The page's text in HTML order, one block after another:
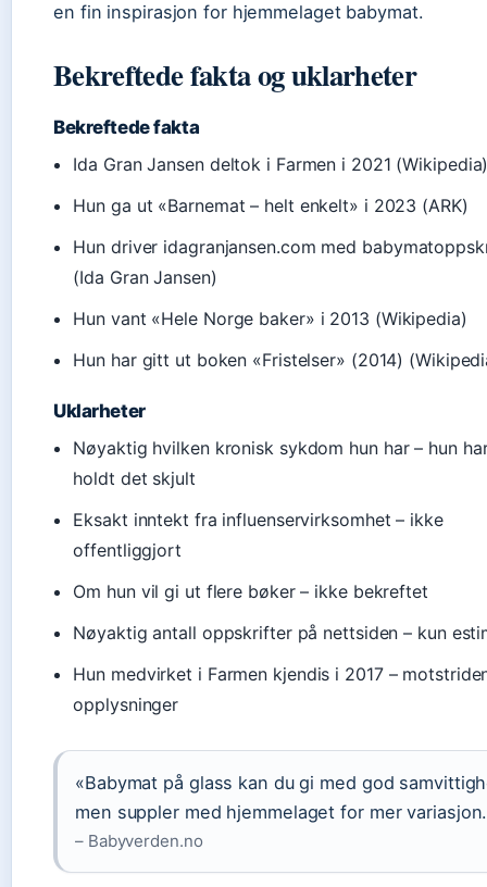
en fin inspirasjon for hjemmelaget babymat.
Bekreftede fakta og uklarheter
Bekreftede fakta
Ida Gran Jansen deltok i Farmen i 2021
Hun ga ut «Barnemat – helt enkelt» i 2023 (ARK)
Hun driver idagranjansen.com med
(Ida Gran Jansen)
Hun vant «Hele Norge baker» i 2013 (Wikipedia)
Hun har gitt ut boken «Fristelser» (2014)
Uklarheter
Nøyaktig hvilken kronisk sykdom hun har – hun
holdt det skjult
Eksakt inntekt fra influenservirksomhet – ikke
offentliggjort
Om hun vil gi ut flere bøker – ikke bekreftet
Nøyaktig antall oppskrifter på nettsiden – kun
Hun medvirket i Farmen kjendis i 2017 –
opplysninger
«Babymat på glass kan du gi med god
men suppler med hjemmelaget for mer
– Babyverden.no